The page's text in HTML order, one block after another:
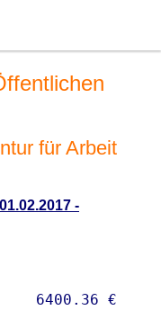
für Arbeit
-